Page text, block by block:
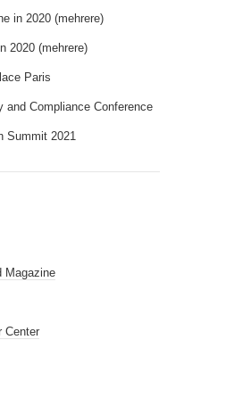
in 2020 (mehrere)
2020 (mehrere)
Paris
and Compliance Conference
Summit 2021
Magazine
Center